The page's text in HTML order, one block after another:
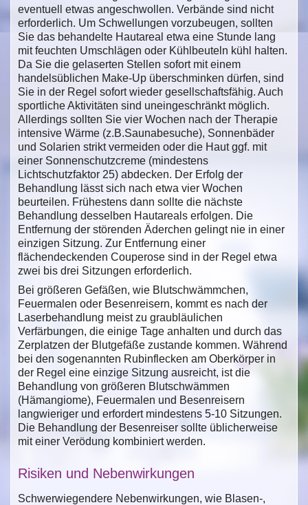
eventuell etwas angeschwollen. Verbände sind nicht
erforderlich. Um Schwellungen vorzubeugen, sollten
Sie das behandelte Hautareal etwa eine Stunde lang
mit feuchten Umschlägen oder Kühlbeuteln kühl halten.
Da Sie die gelaserten Stellen sofort mit einem
handelsüblichen Make-Up überschminken dürfen, sind
Sie in der Regel sofort wieder gesellschaftsfähig. Auch
sportliche Aktivitäten sind uneingeschränkt möglich.
Allerdings sollten Sie vier Wochen nach der Therapie
intensive Wärme (z.B.Saunabesuche), Sonnenbäder
und Solarien strikt vermeiden oder die Haut ggf. mit
einer Sonnenschutzcreme (mindestens
Lichtschutzfaktor 25) abdecken. Der Erfolg der
Behandlung lässt sich nach etwa vier Wochen
beurteilen. Frühestens dann sollte die nächste
Behandlung desselben Hautareals erfolgen. Die
Entfernung der störenden Äderchen gelingt nie in einer
einzigen Sitzung. Zur Entfernung einer
flächendeckenden Couperose sind in der Regel etwa
zwei bis drei Sitzungen erforderlich.
Bei größeren Gefäßen, wie Blutschwämmchen,
Feuermalen oder Besenreisern, kommt es nach der
Laserbehandlung meist zu graubläulichen
Verfärbungen, die einige Tage anhalten und durch das
Zerplatzen der Blutgefäße zustande kommen. Während
bei den sogenannten Rubinflecken am Oberkörper in
der Regel eine einzige Sitzung ausreicht, ist die
Behandlung von größeren Blutschwämmen
(Hämangiome), Feuermalen und Besenreisern
langwieriger und erfordert mindestens 5-10 Sitzungen.
Die Behandlung der Besenreiser sollte üblicherweise
mit einer Verödung kombiniert werden.
Risiken und Nebenwirkungen
Schwerwiegendere Nebenwirkungen, wie Blasen-,